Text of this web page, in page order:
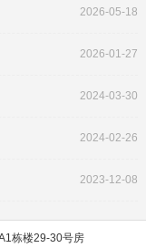
2026-05-18
2026-01-27
2024-03-30
2024-02-26
2023-12-08
栋楼29-30号房